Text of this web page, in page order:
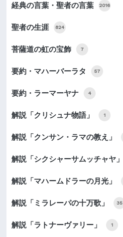
経典の言葉・聖者の言葉 2016
聖者の生涯 824
菩薩道の虹の宝飾 7
要約・マハーバーラタ 57
要約・ラーマーヤナ 4
解説「クリシュナ物語」 1
解説「クンサン・ラマの教え」
解説「シクシャーサムッチャヤ」
解説「マハームドラーの月光」
解説「ミラレーパの十万歌」 35
解説「ラトナーヴァリー」 1